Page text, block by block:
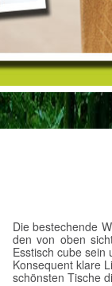
Die bestechende
den von oben
Esstisch cube sein
Konsequent klare
schönsten Tische